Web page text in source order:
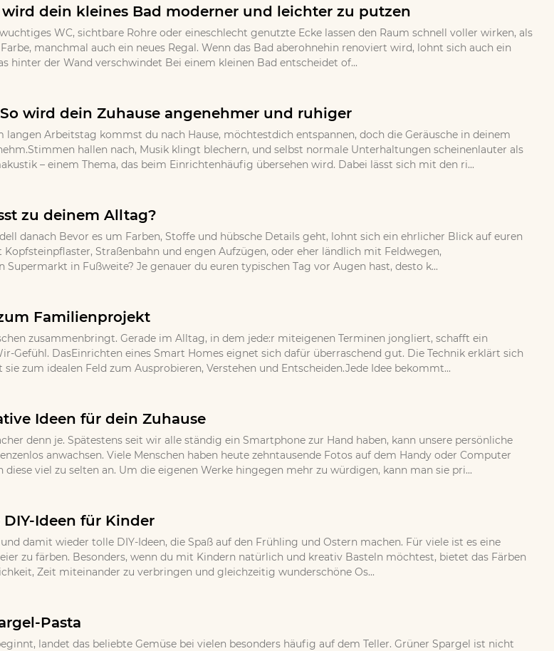
dein kleines Bad moderner und leichter zu putzen
WC, sichtbare Rohre oder eineschlecht genutzte Ecke lassen den Raum schnell voller wirken, als
manchmal auch ein neues Regal. Wenn das Bad aberohnehin renoviert wird, lohnt sich auch ein
hinter der Wand verschwindet Bei einem kleinen Bad entscheidet of...
wird dein Zuhause angenehmer und ruhiger
langen Arbeitstag kommst du nach Hause, möchtestdich entspannen, doch die Geräusche in deinem
hallen nach, Musik klingt blechern, und selbst normale Unterhaltungen scheinenlauter als
– einem Thema, das beim Einrichtenhäufig übersehen wird. Dabei lässt sich mit den ri...
zu deinem Alltag?
danach Bevor es um Farben, Stoffe und hübsche Details geht, lohnt sich ein ehrlicher Blick auf euren
Straßenbahn und engen Aufzügen, oder eher ländlich mit Feldwegen,
in Fußweite? Je genauer du euren typischen Tag vor Augen hast, desto k...
Familienprojekt
zusammenbringt. Gerade im Alltag, in dem jede:r miteigenen Terminen jongliert, schafft ein
Gefühl. DasEinrichten eines Smart Homes eignet sich dafür überraschend gut. Die Technik erklärt sich
zum idealen Feld zum Ausprobieren, Verstehen und Entscheiden.Jede Idee bekommt...
Ideen für dein Zuhause
denn je. Spätestens seit wir alle ständig ein Smartphone zur Hand haben, kann unsere persönliche
anwachsen. Viele Menschen haben heute zehntausende Fotos auf dem Handy oder Computer
viel zu selten an. Um die eigenen Werke hingegen mehr zu würdigen, kann man sie pri...
Ideen für Kinder
damit wieder tolle DIY-Ideen, die Spaß auf den Frühling und Ostern machen. Für viele ist es eine
zu färben. Besonders, wenn du mit Kindern natürlich und kreativ Basteln möchtest, bietet das Färben
Zeit miteinander zu verbringen und gleichzeitig wunderschöne Os...
Pasta
landet das beliebte Gemüse bei vielen besonders häufig auf dem Teller. Grüner Spargel ist nicht